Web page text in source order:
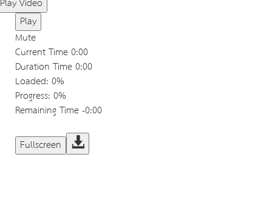
Play Video
Play
Mute
Current Time0:00
Duration Time0:00
Loaded: 0%
Progress: 0%
Remaining Time-0:00
Fullscreen